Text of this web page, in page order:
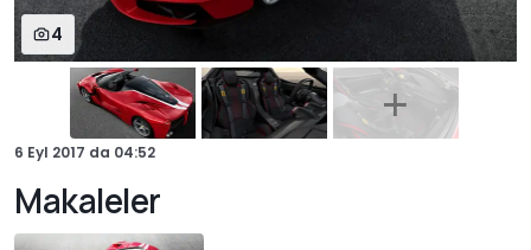
4
6 Eyl 2017 da 04:52
Makaleler